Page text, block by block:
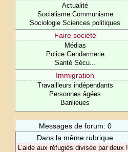
Actualité
Socialisme Communisme
Sociologie Sciences politiques
Faire société
Médias
Police Gendarmerie
Santé Sécu...
Immigration
Travailleurs indépendants
Personnes âgées
Banlieues
Messages de forum: 0
Dans la même rubrique
L’aide aux réfugiés divisée par deux !